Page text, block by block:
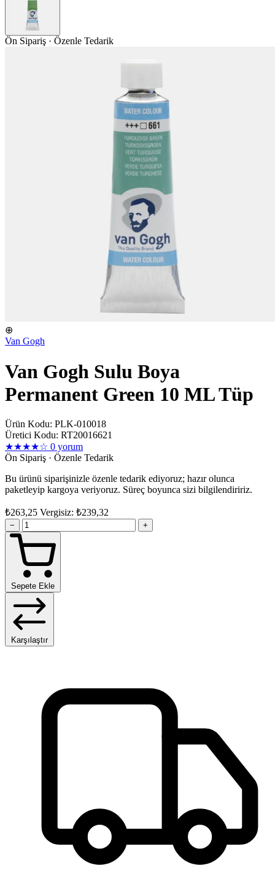
Ön Sipariş · Özenle Tedarik
⊕
Van Gogh
Van Gogh Sulu Boya
Permanent Green 10 ML Tüp
Ürün Kodu: PLK-010018
Üretici Kodu: RT20016621
★★★★☆ 0 yorum
Ön Sipariş · Özenle Tedarik
Bu ürünü siparişinizle özenle tedarik ediyoruz; hazır olunca
paketleyip kargoya veriyoruz. Süreç boyunca sizi bilgilendiririz.
₺263,25 Vergisiz: ₺239,32
− +
Sepete Ekle
Karşılaştır